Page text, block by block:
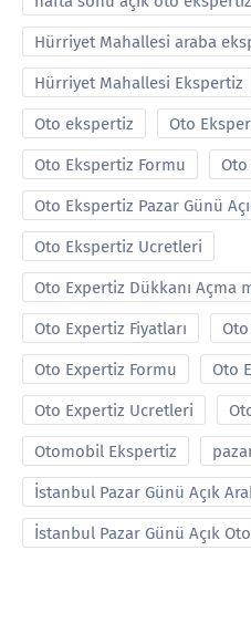
Hürriyet Mahallesi araba
Hürriyet Mahallesi Ekspertiz
Oto ekspertiz Oto
Oto Ekspertiz Formu
Oto Ekspertiz Pazar Günü
Oto Ekspertiz Ucretleri
Oto Expertiz Dükkanı Açma
Oto Expertiz Fiyatları
Oto Expertiz Formu Oto
Oto Expertiz Ucretleri
Otomobil Ekspertiz
İstanbul Pazar Günü Açık
İstanbul Pazar Günü Açık